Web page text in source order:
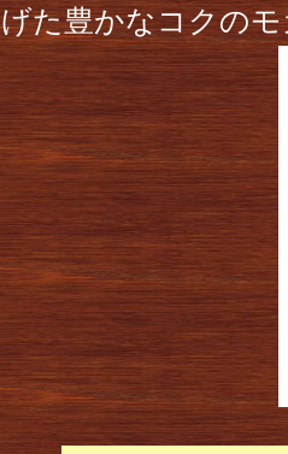
げた豊かなコクの